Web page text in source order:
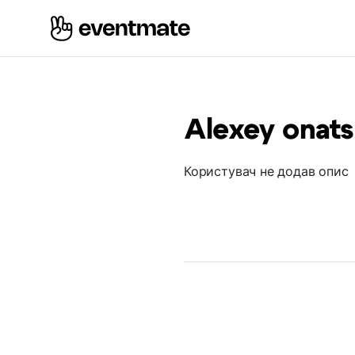
Alexey
Користувач не додав опис